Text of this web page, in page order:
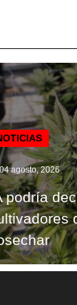
agosto, 2026
podría